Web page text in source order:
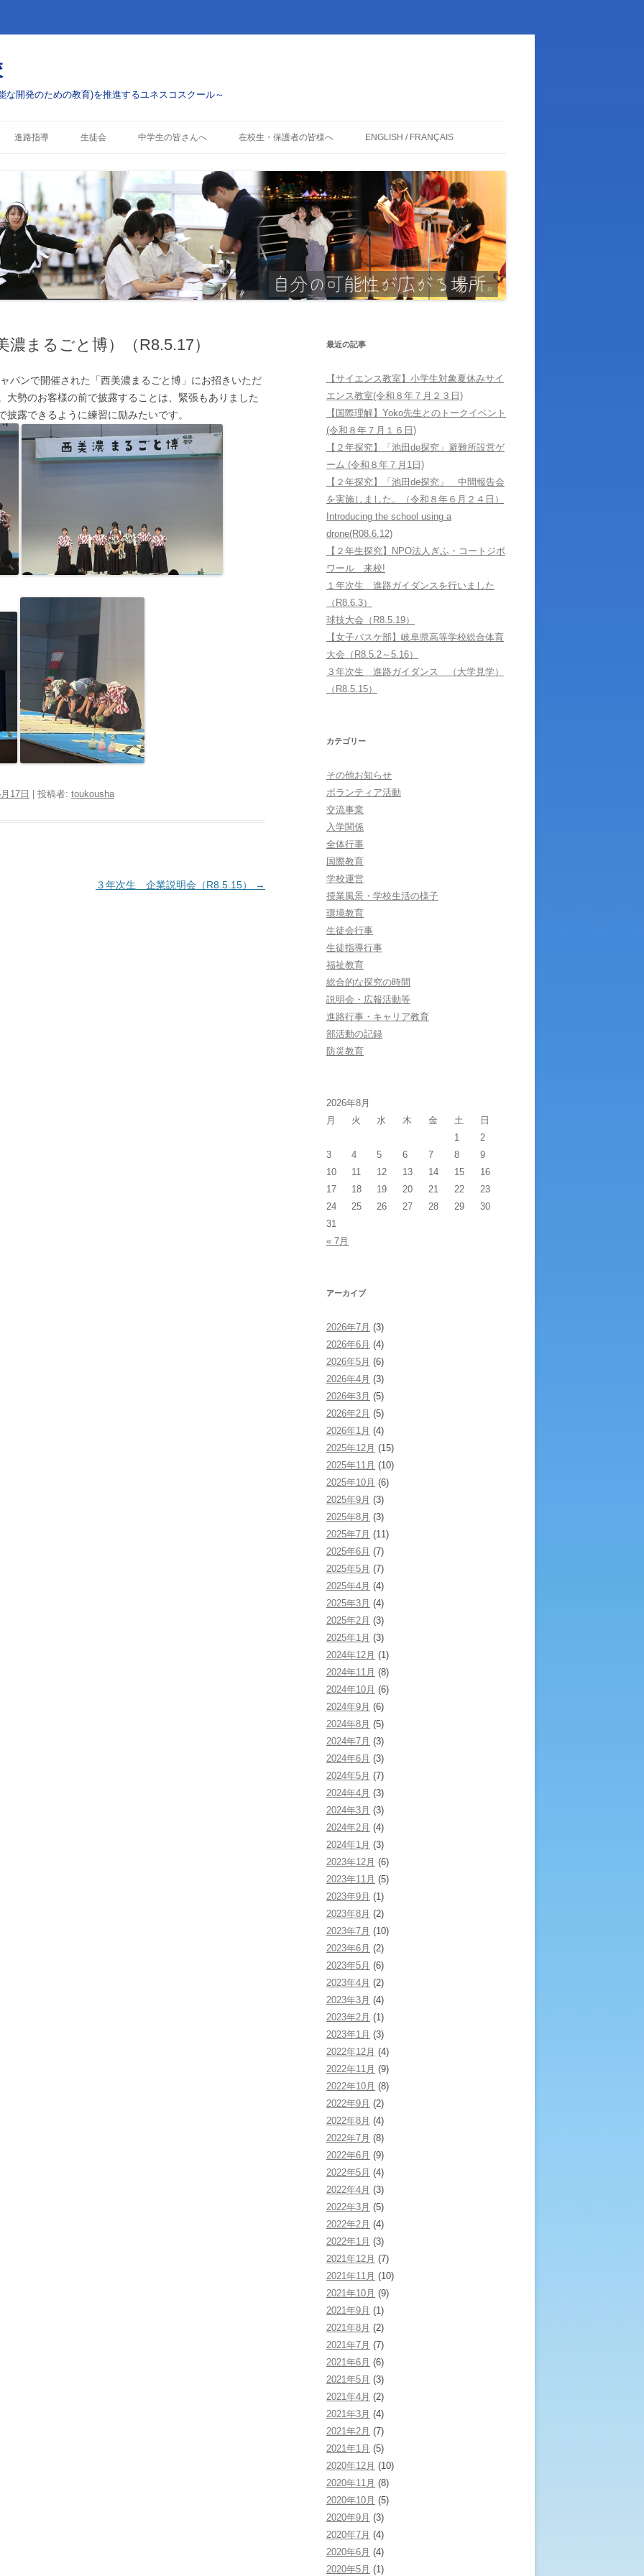
開発のための教育)を推進するユネスコスクール～
ン
へ
ス
キ
ッ
プ
・ボランティアへ
クール)への挑戦 これまでのESD活動
進路指導 生徒会 中学生の皆さんへ
入試情報
部活動
制服について
在校生・保護者の皆様へ
行事予定
警報発表時の対応
各種手続き・証明書(卒業生の皆様
授業料および奨学金関係
育友会
ENGLISH / FRANÇAIS
FRANÇAIS
日本語
まるごと博）（R8.5.17）
パンで開催された「西美濃まるごと博」にお招きいただ
大勢のお客様の前で披露することは、緊張もありました
露できるように練習に励みたいです。
17日 | 投稿者: toukousha
３年次生 企業説明会（R8.5.15） →
最近の記事
【サイエンス教室】小学生対象夏休みサイ
エンス教室(令和８年７月２３日)
【国際理解】Yoko先生とのトークイベント
(令和８年７月１６日)
【２年探究】「池田de探究」避難所設営ゲ
ーム (令和８年７月1日)
【２年探究】「池田de探究」 中間報告会
を実施しました。（令和８年６月２４日）
Introducing the school using a
drone(R08.6.12)
【２年生探究】NPO法人ぎふ・コートジボ
ワール 来校!
１年次生 進路ガイダンスを行いました
（R8.6.3）
球技大会（R8.5.19）
【女子バスケ部】岐阜県高等学校総合体育
大会（R8.5.2～5.16）
３年次生 進路ガイダンス （大学見学）
（R8.5.15）
カテゴリー
その他お知らせ
ボランティア活動
交流事業
入学関係
全体行事
国際教育
学校運営
授業風景・学校生活の様子
環境教育
生徒会行事
生徒指導行事
福祉教育
総合的な探究の時間
説明会・広報活動等
進路行事・キャリア教育
部活動の記録
防災教育
2026年8月
月
火 水 木 金 土
日
1
2
3
4 5 6 7 8
9
10
11 12 13 14 15
16
17
18 19 20 21 22
23
24
25 26 27 28 29
30
31
« 7月
アーカイブ
2026年7月 (3)
2026年6月 (4)
2026年5月 (6)
2026年4月 (3)
2026年3月 (5)
2026年2月 (5)
2026年1月 (4)
2025年12月 (15)
2025年11月 (10)
2025年10月 (6)
2025年9月 (3)
2025年8月 (3)
2025年7月 (11)
2025年6月 (7)
2025年5月 (7)
2025年4月 (4)
2025年3月 (4)
2025年2月 (3)
2025年1月 (3)
2024年12月 (1)
2024年11月 (8)
2024年10月 (6)
2024年9月 (6)
2024年8月 (5)
2024年7月 (3)
2024年6月 (3)
2024年5月 (7)
2024年4月 (3)
2024年3月 (3)
2024年2月 (4)
2024年1月 (3)
2023年12月 (6)
2023年11月 (5)
2023年9月 (1)
2023年8月 (2)
2023年7月 (10)
2023年6月 (2)
2023年5月 (6)
2023年4月 (2)
2023年3月 (4)
2023年2月 (1)
2023年1月 (3)
2022年12月 (4)
2022年11月 (9)
2022年10月 (8)
2022年9月 (2)
2022年8月 (4)
2022年7月 (8)
2022年6月 (9)
2022年5月 (4)
2022年4月 (3)
2022年3月 (5)
2022年2月 (4)
2022年1月 (3)
2021年12月 (7)
2021年11月 (10)
2021年10月 (9)
2021年9月 (1)
2021年8月 (2)
2021年7月 (7)
2021年6月 (6)
2021年5月 (3)
2021年4月 (2)
2021年3月 (4)
2021年2月 (7)
2021年1月 (5)
2020年12月 (10)
2020年11月 (8)
2020年10月 (5)
2020年9月 (3)
2020年7月 (4)
2020年6月 (4)
2020年5月 (1)